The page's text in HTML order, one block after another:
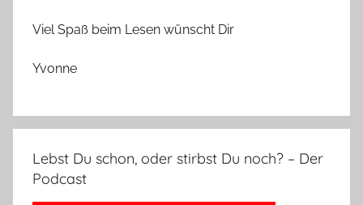
Viel Spaß beim Lesen wünscht Dir
Yvonne
Lebst Du schon, oder stirbst Du noch? – Der
Podcast